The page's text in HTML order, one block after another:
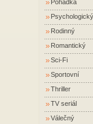
Pohádka
Psychologický
Rodinný
Romantický
Sci-Fi
Sportovní
Thriller
TV seriál
Válečný